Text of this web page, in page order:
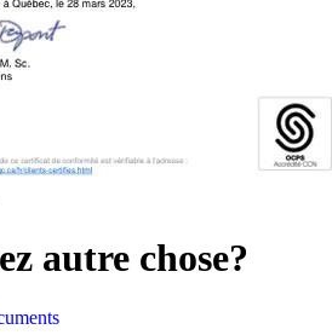
autre chose?